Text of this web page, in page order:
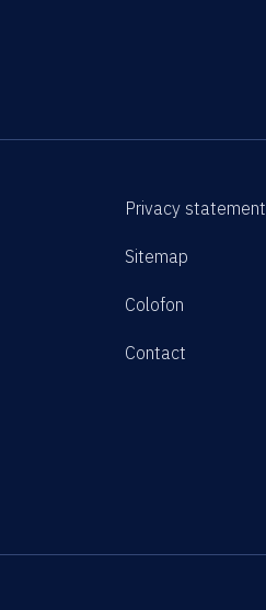
Privacy statement
Sitemap
Colofon
Contact